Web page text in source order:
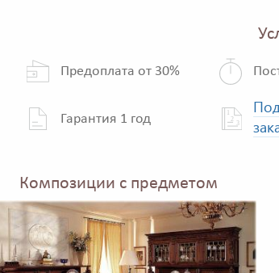
Предоплата от 30%
Гарантия 1 год
Композиции с предметом